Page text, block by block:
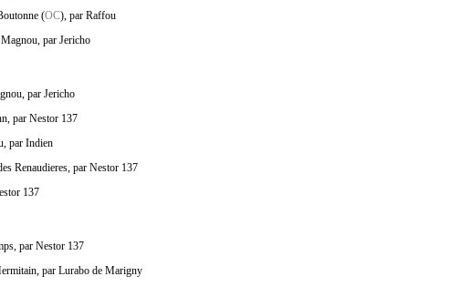
(OC), par Raffou
par Jericho
par Jericho
par Nestor 137
par Indien
Renaudieres, par Nestor 137
137
par Nestor 137
par Lurabo de Marigny